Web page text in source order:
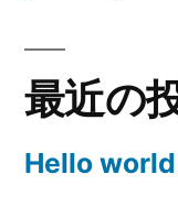
最近の
Hello